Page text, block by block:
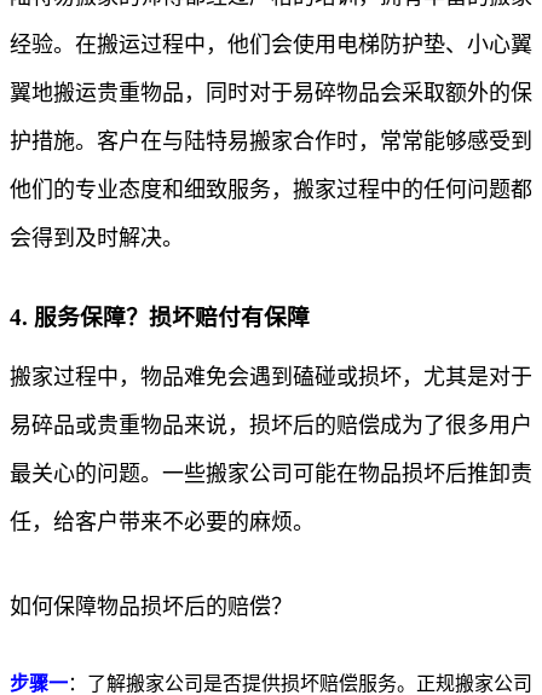
经验。在搬运过程中，他们会使用电梯防护垫、小心翼
翼地搬运贵重物品，同时对于易碎物品会采取额外的保
护措施。客户在与陆特易搬家合作时，常常能够感受到
他们的专业态度和细致服务，搬家过程中的任何问题都
会得到及时解决。
4. 服务保障？损坏赔付有保障
搬家过程中，物品难免会遇到磕碰或损坏，尤其是对于
易碎品或贵重物品来说，损坏后的赔偿成为了很多用户
最关心的问题。一些搬家公司可能在物品损坏后推卸责
任，给客户带来不必要的麻烦。
如何保障物品损坏后的赔偿？
步骤一：了解搬家公司是否提供损坏赔偿服务。正规搬家公司